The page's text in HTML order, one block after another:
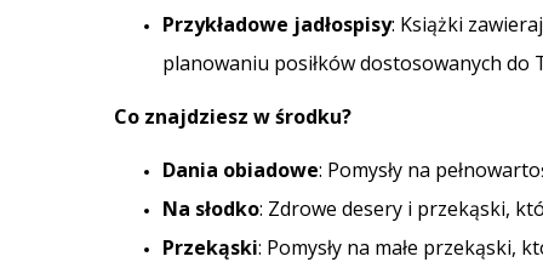
Przykładowe jadłospisy: Książki
planowaniu posiłków dostosowanych
Co znajdziesz w środku?
Dania obiadowe: Pomysły na
Na słodko: Zdrowe desery i przekąski,
Przekąski: Pomysły na małe przekąski,